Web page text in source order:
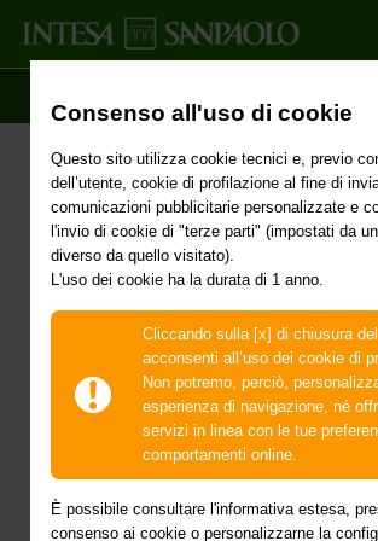
Consenso all'uso di cookie
Questo sito utilizza cookie tecnici e, previo
dell’utente, cookie di profilazione al fine di
comunicazioni pubblicitarie personalizzate e
l'invio di cookie di "terze parti" (impostati da
diverso da quello visitato).
L'uso dei cookie ha la durata di 1 anno.
Cliccando sulla [x] di chiusura
acconsenti all’uso dei cookie di
Non potremo, perciò,
esperienza di navigazione, né
servizi in linea con le tue
comportamenti online.
È possibile consultare l'informativa estesa,
consenso ai cookie o personalizzarne la
Delibera del
Ministri del 14
- Proroga dello
emergenza in
conseguenza
eccezionali
meteorologici
nel territorio dei